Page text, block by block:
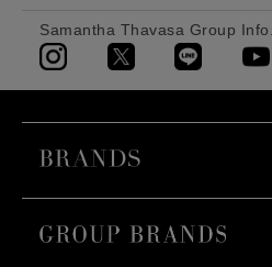
Samantha Thavasa Group Info.